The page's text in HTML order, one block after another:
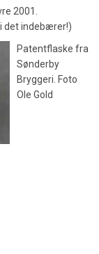
2001.
det indebærer!)
Patentflaske fra
Sønderby
Bryggeri. Foto
Ole Gold